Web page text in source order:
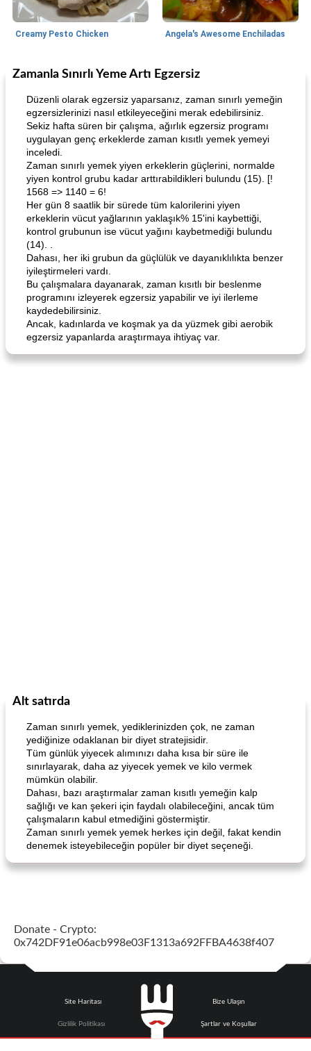
Creamy Pesto Chicken Angela's Awesome Enchiladas
105dakika
World Cuisine
Angela's Awesome Enchiladas
Lunch/Snacks
Pop's Roast Turkey Sandwich
Zamanla Sınırlı Yeme Artı Egzersiz
Düzenli olarak egzersiz yaparsanız, zaman sınırlı yemeğin
egzersizlerinizi nasıl etkileyeceğini merak edebilirsiniz.
Sekiz hafta süren bir çalışma, ağırlık egzersiz programı
uygulayan genç erkeklerde zaman kısıtlı yemek yemeyi
inceledi.
Zaman sınırlı yemek yiyen erkeklerin güçlerini, normalde
yiyen kontrol grubu kadar arttırabildikleri bulundu (15). [!
1568 => 1140 = 6!
Her gün 8 saatlik bir sürede tüm kalorilerini yiyen
erkeklerin vücut yağlarının yaklaşık% 15'ini kaybettiği,
kontrol grubunun ise vücut yağını kaybetmediği bulundu
(14). .
Dahası, her iki grubun da güçlülük ve dayanıklılıkta benzer
iyileştirmeleri vardı.
Bu çalışmalara dayanarak, zaman kısıtlı bir beslenme
programını izleyerek egzersiz yapabilir ve iyi ilerleme
kaydedebilirsiniz.
Ancak, kadınlarda ve koşmak ya da yüzmek gibi aerobik
egzersiz yapanlarda araştırmaya ihtiyaç var.
Alt satırda
Zaman sınırlı yemek, yediklerinizden çok, ne zaman
yediğinize odaklanan bir diyet stratejisidir.
Tüm günlük yiyecek alımınızı daha kısa bir süre ile
sınırlayarak, daha az yiyecek yemek ve kilo vermek
mümkün olabilir.
Dahası, bazı araştırmalar zaman kısıtlı yemeğin kalp
sağlığı ve kan şekeri için faydalı olabileceğini, ancak tüm
çalışmaların kabul etmediğini göstermiştir.
Zaman sınırlı yemek yemek herkes için değil, fakat kendin
denemek isteyebileceğin popüler bir diyet seçeneği.
Donate - Crypto:
0x742DF91e06acb998e03F1313a692FFBA4638f407
Site Haritası
Gizlilik Politikası
Bize Ulaşın
Şartlar ve Koşullar